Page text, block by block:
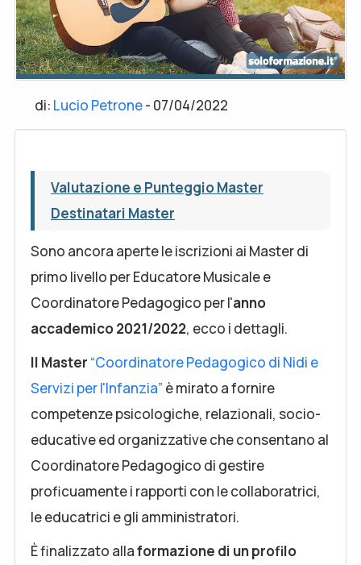
di: Lucio Petrone- 07/04/2022
Valutazione e Punteggio Master
Destinatari Master
Sono ancora aperte le iscrizioni ai Master di
primo livello per Educatore Musicale e
Coordinatore Pedagogico per l'anno
accademico 2021/2022, ecco i dettagli.
Il Master “Coordinatore Pedagogico di Nidi e
Servizi per l'Infanzia” è mirato a fornire
competenze psicologiche, relazionali, socio-
educative ed organizzative che consentano al
Coordinatore Pedagogico di gestire
proficuamente i rapporti con le collaboratrici,
le educatrici e gli amministratori.
È finalizzato allaformazione di un profilo